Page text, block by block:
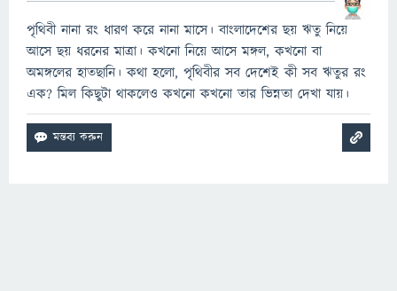
পৃথিবী নানা রং ধারণ করে নানা মাসে। বাংলাদেশের ছয় ঋতু নিয়ে
আসে ছয় ধরনের মাত্রা। কখনো নিয়ে আসে মঙ্গল, কখনো বা
অমঙ্গলের হাতছানি। কথা হলো, পৃথিবীর সব দেশেই কী সব ঋতুর রং
এক? মিল কিছুটা থাকলেও কখনো কখনো তার ভিন্নতা দেখা যায়।